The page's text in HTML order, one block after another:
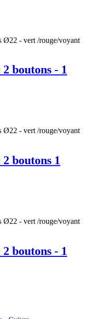
boutons - 1
boutons 1
boutons - 1